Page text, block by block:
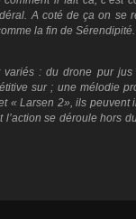
A coté de ça on se
la fin de Sérendipité.
: du drone pur jus
sur ; une mélodie
« Larsen 2», ils peuvent
se déroule hors